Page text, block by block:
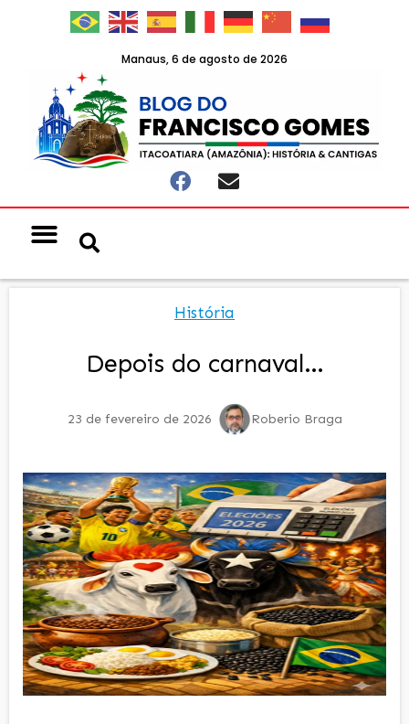
Manaus, 6 de agosto de 2026
História
Depois do carnaval…
23 de fevereiro de 2026 Roberio Braga